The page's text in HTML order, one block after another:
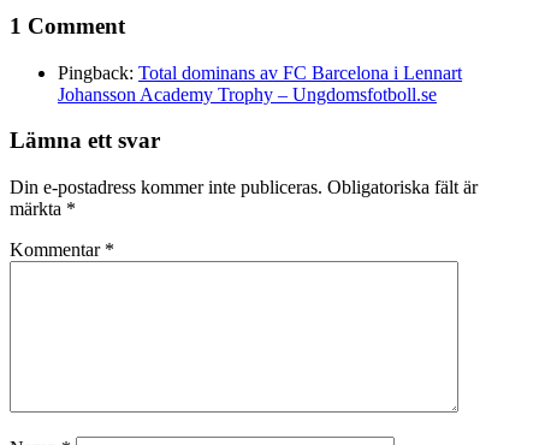
1 Comment
Pingback: Total dominans av FC Barcelona i Lennart
Johansson Academy Trophy – Ungdomsfotboll.se
Lämna ett svar
Din e-postadress kommer inte publiceras. Obligatoriska fält är
märkta *
Kommentar *